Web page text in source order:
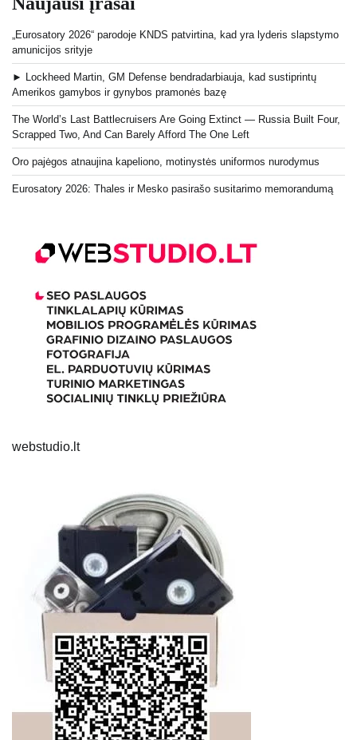
„Eurosatory 2026“ parodoje KNDS patvirtina, kad yra lyderis slapstymo
amunicijos srityje
► Lockheed Martin, GM Defense bendradarbiauja, kad sustiprintų
Amerikos gamybos ir gynybos pramonės bazę
The World’s Last Battlecruisers Are Going Extinct — Russia Built Four,
Scrapped Two, And Can Barely Afford The One Left
Oro pajėgos atnaujina kapeliono, motinystės uniformos nurodymus
Eurosatory 2026: Thales ir Mesko pasirašo susitarimo memorandumą
webstudio.lt